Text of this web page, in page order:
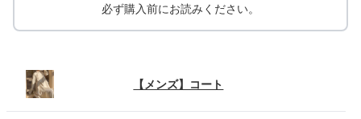
必ず購入前にお読みください。
【メンズ】コート